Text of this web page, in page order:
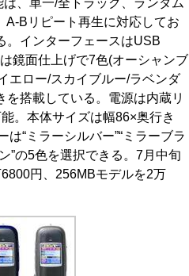
A-Bリピート再生に対応してお
。インターフェースはUSB
鏡面仕上げで7色(オーシャンブ
エロー/スカイブルー/ラベンダ
搭載している。電源は内蔵リ
。本体サイズは幅86×奥行き
“ミラーシルバー”“ミラーブラ
”の5色を選択できる。7月中旬
円、256MBモデルを2万